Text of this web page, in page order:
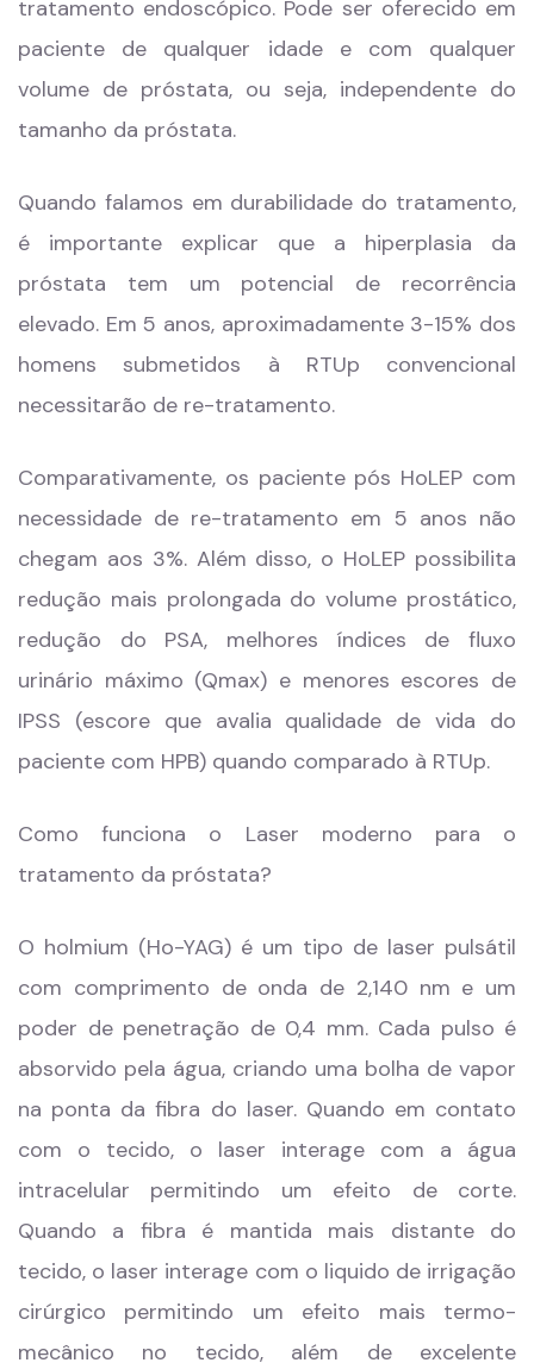
tratamento endoscópico. Pode ser oferecido em
paciente de qualquer idade e com qualquer
volume de próstata, ou seja, independente do
tamanho da próstata.
Quando falamos em durabilidade do tratamento,
é importante explicar que a hiperplasia da
próstata tem um potencial de recorrência
elevado. Em 5 anos, aproximadamente 3-15% dos
homens submetidos à RTUp convencional
necessitarão de re-tratamento.
Comparativamente, os paciente pós HoLEP com
necessidade de re-tratamento em 5 anos não
chegam aos 3%. Além disso, o HoLEP possibilita
redução mais prolongada do volume prostático,
redução do PSA, melhores índices de fluxo
urinário máximo (Qmax) e menores escores de
IPSS (escore que avalia qualidade de vida do
paciente com HPB) quando comparado à RTUp.
Como funciona o Laser moderno para o
tratamento da próstata?
O holmium (Ho-YAG) é um tipo de laser pulsátil
com comprimento de onda de 2,140 nm e um
poder de penetração de 0,4 mm. Cada pulso é
absorvido pela água, criando uma bolha de vapor
na ponta da fibra do laser. Quando em contato
com o tecido, o laser interage com a água
intracelular permitindo um efeito de corte.
Quando a fibra é mantida mais distante do
tecido, o laser interage com o liquido de irrigação
cirúrgico permitindo um efeito mais termo-
mecânico no tecido, além de excelente